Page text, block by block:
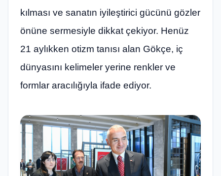
kılması ve sanatın iyileştirici gücünü gözler
önüne sermesiyle dikkat çekiyor. Henüz
21 aylıkken otizm tanısı alan Gökçe, iç
dünyasını kelimeler yerine renkler ve
formlar aracılığıyla ifade ediyor.